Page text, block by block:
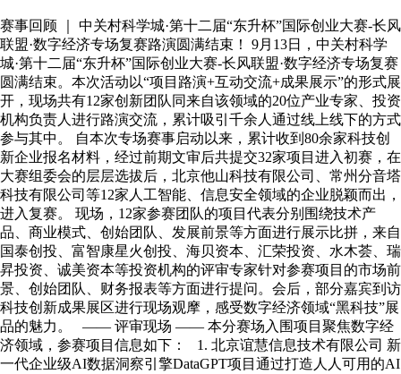
赛事回顾 ｜ 中关村科学城·第十二届“东升杯”国际创业大赛-长风
联盟·数字经济专场复赛路演圆满结束！ 9月13日，中关村科学
城·第十二届“东升杯”国际创业大赛-长风联盟·数字经济专场复赛
圆满结束。本次活动以“项目路演+互动交流+成果展示”的形式展
开，现场共有12家创新团队同来自该领域的20位产业专家、投资
机构负责人进行路演交流，累计吸引千余人通过线上线下的方式
参与其中。 自本次专场赛事启动以来，累计收到80余家科技创
新企业报名材料，经过前期文审后共提交32家项目进入初赛，在
大赛组委会的层层选拔后，北京他山科技有限公司、常州分音塔
科技有限公司等12家人工智能、信息安全领域的企业脱颖而出，
进入复赛。 现场，12家参赛团队的项目代表分别围绕技术产
品、商业模式、创始团队、发展前景等方面进行展示比拼，来自
国泰创投、富智康星火创投、海贝资本、汇荣投资、水木荟、瑞
昇投资、诚美资本等投资机构的评审专家针对参赛项目的市场前
景、创始团队、财务报表等方面进行提问。会后，部分嘉宾到访
科技创新成果展区进行现场观摩，感受数字经济领域“黑科技”展
品的魅力。 —— 评审现场 —— 本分赛场入围项目聚焦数字经
济领域，参赛项目信息如下： 1. 北京谊慧信息技术有限公司 新
一代企业级AI数据洞察引擎DataGPT项目通过打造人人可用的AI